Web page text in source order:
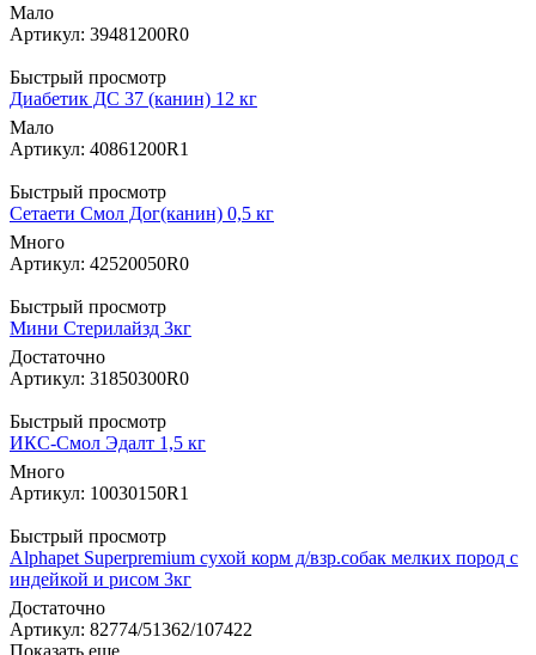
Мало
Артикул: 39481200R0
Быстрый просмотр
Диабетик ДС 37 (канин) 12 кг
Мало
Артикул: 40861200R1
Быстрый просмотр
Сетаети Смол Дог(канин) 0,5 кг
Много
Артикул: 42520050R0
Быстрый просмотр
Мини Стерилайзд 3кг
Достаточно
Артикул: 31850300R0
Быстрый просмотр
ИКС-Смол Эдалт 1,5 кг
Много
Артикул: 10030150R1
Быстрый просмотр
Alphapet Superpremium сухой корм д/взр.собак мелких пород с
индейкой и рисом 3кг
Достаточно
Артикул: 82774/51362/107422
Показать еще